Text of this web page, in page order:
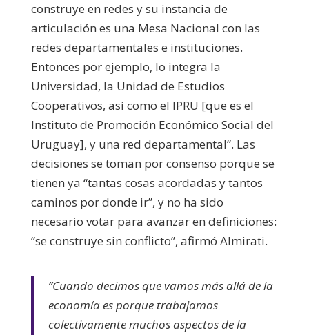
construye en redes y su instancia de
articulación es una Mesa Nacional con las
redes departamentales e instituciones.
Entonces por ejemplo, lo integra la
Universidad, la Unidad de Estudios
Cooperativos, así como el IPRU [que es el
Instituto de Promoción Económico Social del
Uruguay], y una red departamental”. Las
decisiones se toman por consenso porque se
tienen ya “tantas cosas acordadas y tantos
caminos por donde ir”, y no ha sido
necesario votar para avanzar en definiciones:
“se construye sin conflicto”, afirmó Almirati.
“Cuando decimos que vamos más allá de la
economía es porque trabajamos
colectivamente muchos aspectos de la